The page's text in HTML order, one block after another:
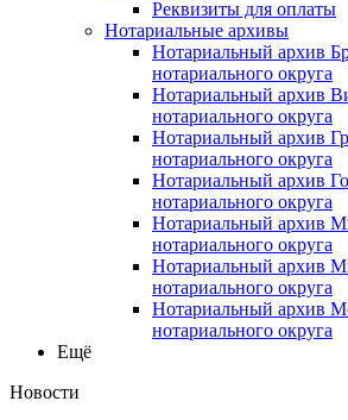
Реквизиты для оплаты
Нотариальные архивы
Нотариальный архив
нотариального округа
Нотариальный архив
нотариального округа
Нотариальный архив
нотариального округа
Нотариальный архив
нотариального округа
Нотариальный архив
нотариального округа
Нотариальный архив
нотариального округа
Нотариальный архив
нотариального округа
Ещё
Новости